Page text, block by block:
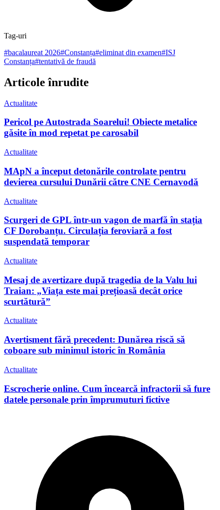
Tag-uri
#bacalaureat 2026#Constanța#eliminat din examen#ISJ
Constanța#tentativă de fraudă
Articole înrudite
Actualitate
Pericol pe Autostrada Soarelui! Obiecte metalice
găsite în mod repetat pe carosabil
Actualitate
MApN a început detonările controlate pentru
devierea cursului Dunării către CNE Cernavodă
Actualitate
Scurgeri de GPL într-un vagon de marfă în stația
CF Dorobanțu. Circulația feroviară a fost
suspendată temporar
Actualitate
Mesaj de avertizare după tragedia de la Valu lui
Traian: „Viața este mai prețioasă decât orice
scurtătură”
Actualitate
Avertisment fără precedent: Dunărea riscă să
coboare sub minimul istoric în România
Actualitate
Escrocherie online. Cum încearcă infractorii să fure
datele personale prin împrumuturi fictive